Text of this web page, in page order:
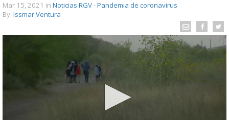
Mar 15, 2021 in Noticias RGV - Pandemia de coronavirus
By: Issmar Ventura